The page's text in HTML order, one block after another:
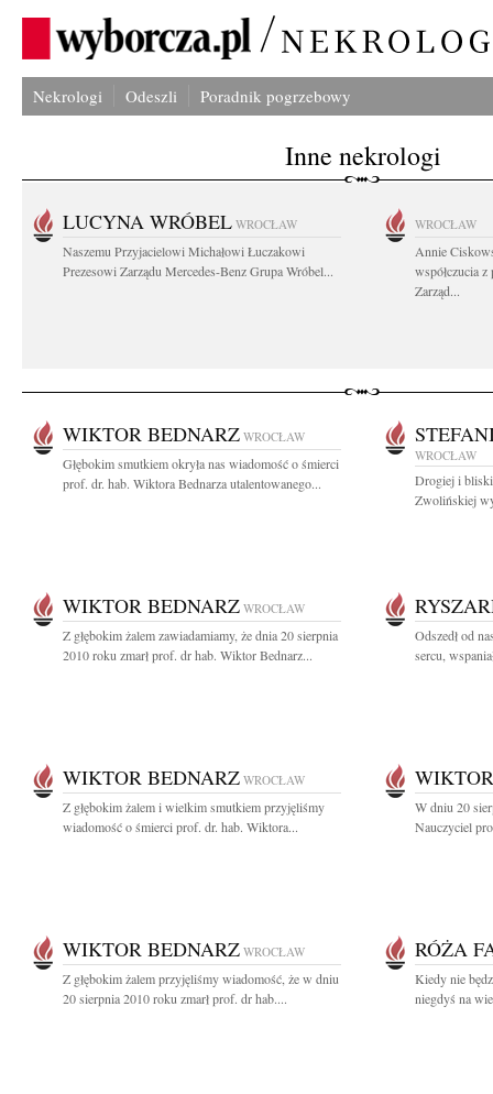
Nekrologi Odeszli Poradnik pogrzebowy
Inne nekrologi
LUCYNA WRÓBEL WROCŁAW
Naszemu Przyjacielowi Michałowi Łuczakowi
Prezesowi Zarządu Mercedes-Benz Grupa Wróbel...
WROCŁAW
Annie
współczucia
Zarząd...
WIKTOR BEDNARZ WROCŁAW
Głębokim smutkiem okryła nas wiadomość o śmierci
prof. dr. hab. Wiktora Bednarza utalentowanego...
WROCŁAW
Drogiej i
Zwolińskiej
WIKTOR BEDNARZ WROCŁAW
Z głębokim żalem zawiadamiamy, że dnia 20 sierpnia
2010 roku zmarł prof. dr hab. Wiktor Bednarz...
Odszedł od
sercu,
WIKTOR BEDNARZ WROCŁAW
Z głębokim żalem i wielkim smutkiem przyjęliśmy
wiadomość o śmierci prof. dr. hab. Wiktora...
W dniu 20
Nauczyciel
WIKTOR BEDNARZ WROCŁAW
Z głębokim żalem przyjęliśmy wiadomość, że w dniu
20 sierpnia 2010 roku zmarł prof. dr hab....
RÓŻA
Kiedy nie
niegdyś na